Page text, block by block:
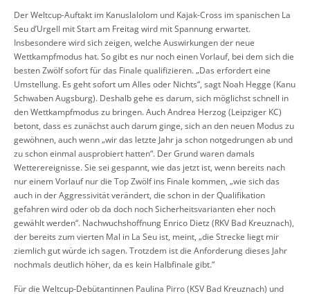
Der Weltcup-Auftakt im Kanuslalolom und Kajak-Cross im spanischen La
Seu d’Urgell mit Start am Freitag wird mit Spannung erwartet.
Insbesondere wird sich zeigen, welche Auswirkungen der neue
Wettkampfmodus hat. So gibt es nur noch einen Vorlauf, bei dem sich die
besten Zwölf sofort für das Finale qualifizieren. „Das erfordert eine
Umstellung. Es geht sofort um Alles oder Nichts“, sagt Noah Hegge (Kanu
Schwaben Augsburg). Deshalb gehe es darum, sich möglichst schnell in
den Wettkampfmodus zu bringen. Auch Andrea Herzog (Leipziger KC)
betont, dass es zunächst auch darum ginge, sich an den neuen Modus zu
gewöhnen, auch wenn „wir das letzte Jahr ja schon notgedrungen ab und
zu schon einmal ausprobiert hatten“. Der Grund waren damals
Wetterereignisse. Sie sei gespannt, wie das jetzt ist, wenn bereits nach
nur einem Vorlauf nur die Top Zwölf ins Finale kommen, „wie sich das
auch in der Aggressivität verändert, die schon in der Qualifikation
gefahren wird oder ob da doch noch Sicherheitsvarianten eher noch
gewählt werden“. Nachwuchshoffnung Enrico Dietz (RKV Bad Kreuznach),
der bereits zum vierten Mal in La Seu ist, meint, „die Strecke liegt mir
ziemlich gut würde ich sagen. Trotzdem ist die Anforderung dieses Jahr
nochmals deutlich höher, da es kein Halbfinale gibt.“
Für die Weltcup-Debütantinnen Paulina Pirro (KSV Bad Kreuznach) und